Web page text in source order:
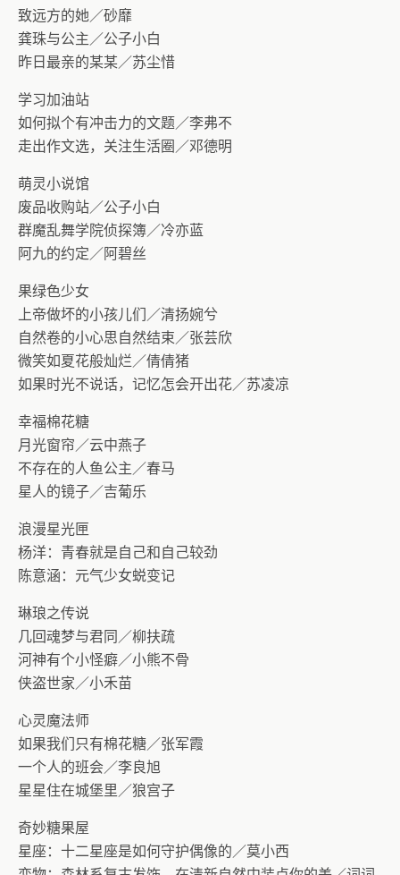
致远方的她／砂靡
龚珠与公主／公子小白
昨日最亲的某某／苏尘惜
学习加油站
如何拟个有冲击力的文题／李弗不
走出作文选，关注生活圈／邓德明
萌灵小说馆
废品收购站／公子小白
群魔乱舞学院侦探簿／冷亦蓝
阿九的约定／阿碧丝
果绿色少女
上帝做坏的小孩儿们／清扬婉兮
自然卷的小心思自然结束／张芸欣
微笑如夏花般灿烂／倩倩猪
如果时光不说话，记忆怎会开出花／苏凌凉
幸福棉花糖
月光窗帘／云中燕子
不存在的人鱼公主／春马
星人的镜子／吉葡乐
浪漫星光匣
杨洋：青春就是自己和自己较劲
陈意涵：元气少女蜕变记
琳琅之传说
几回魂梦与君同／柳扶疏
河神有个小怪癖／小熊不骨
侠盗世家／小禾苗
心灵魔法师
如果我们只有棉花糖／张军霞
一个人的班会／李良旭
星星住在城堡里／狼宫子
奇妙糖果屋
星座：十二星座是如何守护偶像的／莫小西